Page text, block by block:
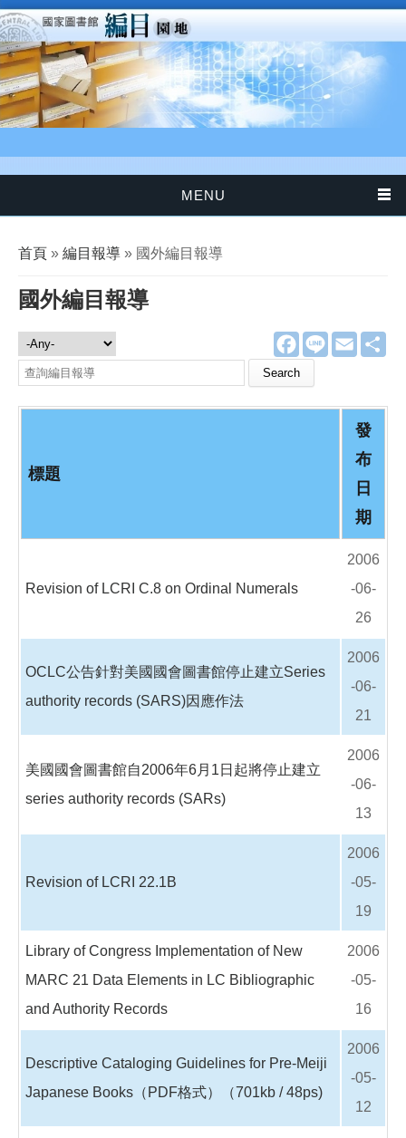
移至主內容
MENU
您在這裡
首頁 » 編目報導 » 國外編目報導
國外編目報導
F
a
e
o
L
E
m
編目報導
標題
發
布
日
期
Revision of LCRI C.8 on Ordinal Numerals
2006
-06-
26
OCLC公告針對美國國會圖書館停止建立Series
authority records (SARS)因應作法
2006
-06-
21
美國國會圖書館自2006年6月1日起將停止建立
series authority records (SARs)
2006
-06-
13
Revision of LCRI 22.1B
2006
-05-
19
Library of Congress Implementation of New
MARC 21 Data Elements in LC Bibliographic
and Authority Records
2006
-05-
16
Descriptive Cataloging Guidelines for Pre-Meiji
Japanese Books（PDF格式）（701kb / 48ps)
2006
-05-
12